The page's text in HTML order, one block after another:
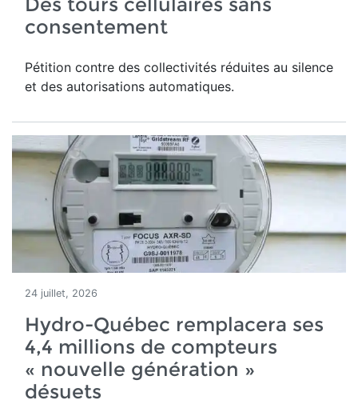
consentement
Pétition contre des collectivités réduites au silence
et des autorisations automatiques.
24 juillet, 2026
Hydro-Québec remplacera ses
4,4 millions de compteurs
« nouvelle génération »
désuets